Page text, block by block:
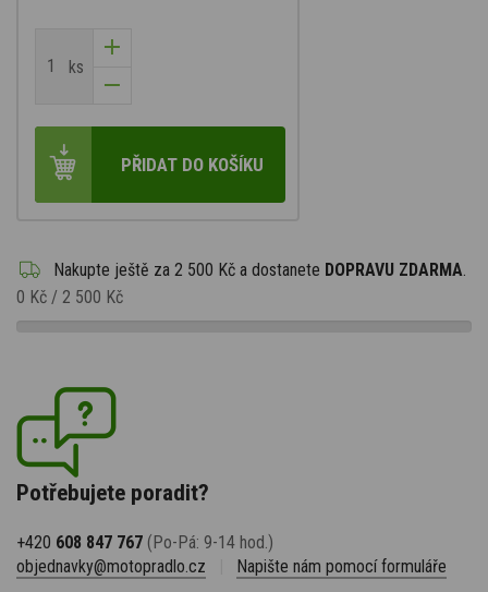
ks
PŘIDAT DO KOŠÍKU
Nakupte ještě za 2 500 Kč a dostanete DOPRAVU ZDARMA
0 Kč / 2 500 Kč
Potřebujete poradit?
+420 608 847 767 (Po-Pá: 9-14 hod.)
objednavky@motopradlo.cz
Napište nám pomocí formuláře